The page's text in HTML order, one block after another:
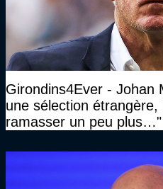
Girondins4Ever - Johan
une sélection étrangère,
ramasser un peu plus…"